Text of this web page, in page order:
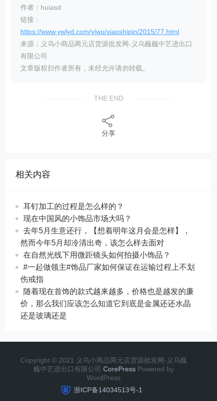
作者：huiasd
链接：
https://www.ywlyd.com/yiwu/xiaoshipin/2015/77.html
来源：义乌小商品两元店货源批发网-义乌巍巍中艺进出口
有限公司
文章版权归作者所有，未经允许请勿转载。
THE END
分享
相关内容
耳钉加工的过程是怎么样的？
现在中国风的小饰品市场大吗？
去年5月生意还行，【想着明年这月会是怎样】，
然而今年5月却冷清出奇，该怎么样去面对
在自然光线下用微距镜头如何拍摄小饰品？
#一起做领主#饰品厂家如何保证在运输过程上不划
伤戒指
随着现在首饰的款式越来越多，价格也是越发的廉
价，那么我们应该怎么知道它到底是金属还还水晶
还是玻璃还是
Copyright © 2021 义乌小商品两元店货源批发网-义乌巍
巍中艺进出口有限公司 CorePress Powered by
WordPress
浙ICP备14034513号-1